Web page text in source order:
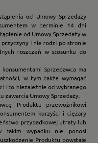
od Umowy Sprzedaży
w terminie 14 dni
od Umowy Sprzedaży w
i nie rodzi po stronie
roszczeń w stosunku do
Sprzedawca ma
w tym także wymagać
i to niezależnie od wybranego
zawarcia Umowy Sprzedaży.
Produktu przewoźnikowi
korzyści i ciężary
przypadkowej utraty lub
takim wypadku nie ponosi
Produktu powstałe